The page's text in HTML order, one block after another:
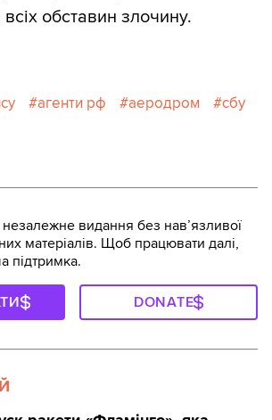
обставин злочину.
агенти рф аеродром
сбу
видання без навʼязливої
матеріалів. Щоб працювати далі,
підтримка.
DONATE